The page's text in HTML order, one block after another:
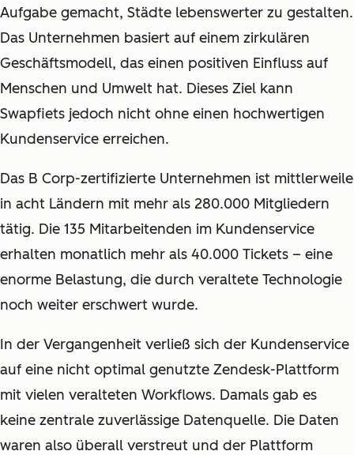
Aufgabe gemacht, Städte lebenswerter zu gestalten.
Das Unternehmen basiert auf einem zirkulären
Geschäftsmodell, das einen positiven Einfluss auf
Menschen und Umwelt hat. Dieses Ziel kann
Swapfiets jedoch nicht ohne einen hochwertigen
Kundenservice erreichen.
Das B Corp-zertifizierte Unternehmen ist mittlerweile
in acht Ländern mit mehr als 280.000 Mitgliedern
tätig. Die 135 Mitarbeitenden im Kundenservice
erhalten monatlich mehr als 40.000 Tickets – eine
enorme Belastung, die durch veraltete Technologie
noch weiter erschwert wurde.
In der Vergangenheit verließ sich der Kundenservice
auf eine nicht optimal genutzte Zendesk-Plattform
mit vielen veralteten Workflows. Damals gab es
keine zentrale zuverlässige Datenquelle. Die Daten
waren also überall verstreut und der Plattform